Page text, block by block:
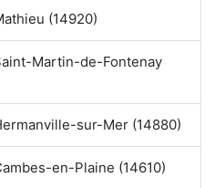
(14920)
Martin-de-Fontenay
sur-Mer (14880)
en-Plaine (14610)